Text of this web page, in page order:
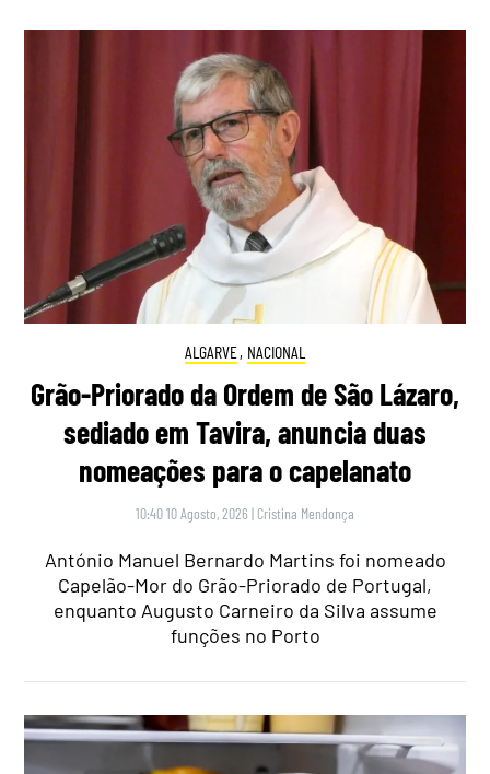
ALGARVE, NACIONAL
Grão-Priorado da Ordem de São Lázaro,
sediado em Tavira, anuncia duas
nomeações para o capelanato
10:40 10 Agosto, 2026 | Cristina Mendonça
António Manuel Bernardo Martins foi nomeado
Capelão-Mor do Grão-Priorado de Portugal,
enquanto Augusto Carneiro da Silva assume
funções no Porto